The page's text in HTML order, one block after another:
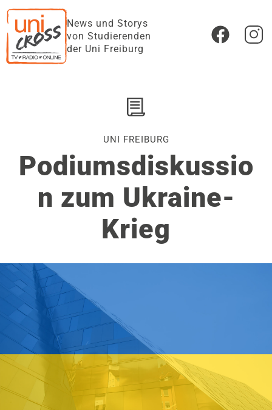
News und Storys
von Studierenden
der Uni Freiburg
UNI FREIBURG
Podiumsdiskussio
n zum Ukraine-
Krieg